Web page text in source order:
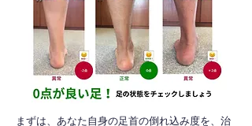
​まずは、あなた自身の足首の倒れ込み度を、治